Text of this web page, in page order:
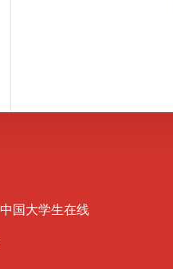
中国大学生在线